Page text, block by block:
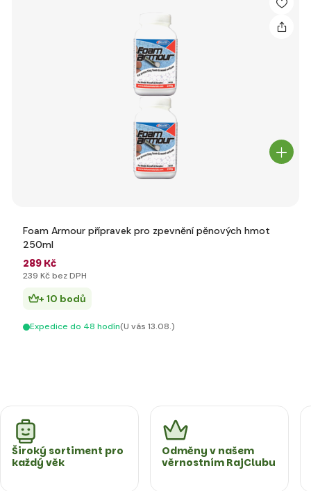
Foam Armour přípravek pro zpevnění pěnových hmot
250ml
289 Kč
239 Kč bez DPH
+ 10 bodů
Expedice do 48 hodín(U vás 13.08.)
Široký sortiment pro
každý věk
Odměny v našem
věrnostním RajClubu